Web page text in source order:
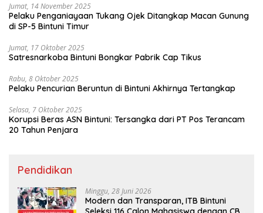
Jumat, 14 November 2025
Pelaku Penganiayaan Tukang Ojek Ditangkap Macan Gunung
di SP-5 Bintuni Timur
Jumat, 17 Oktober 2025
Satresnarkoba Bintuni Bongkar Pabrik Cap Tikus
Rabu, 8 Oktober 2025
Pelaku Pencurian Beruntun di Bintuni Akhirnya Tertangkap
Selasa, 7 Oktober 2025
Korupsi Beras ASN Bintuni: Tersangka dari PT Pos Terancam
20 Tahun Penjara
Pendidikan
Minggu, 28 Juni 2026
Modern dan Transparan, ITB Bintuni